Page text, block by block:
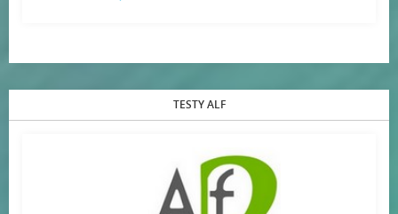
TESTY ALF